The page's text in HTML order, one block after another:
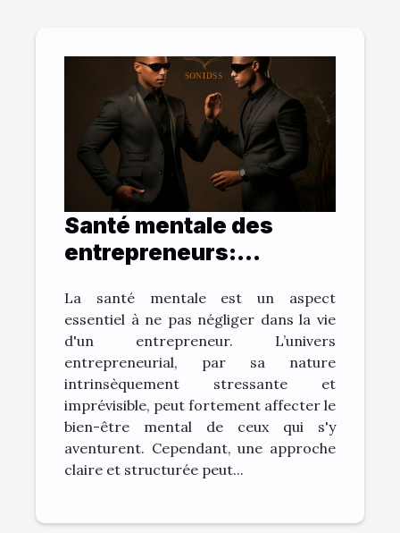
Santé mentale des
entrepreneurs:
claire aide à combattre
le stress
La santé mentale est un aspect
essentiel à ne pas négliger dans la vie
d'un entrepreneur. L’univers
entrepreneurial, par sa nature
intrinsèquement stressante et
imprévisible, peut fortement affecter le
bien-être mental de ceux qui s'y
aventurent. Cependant, une approche
claire et structurée peut...